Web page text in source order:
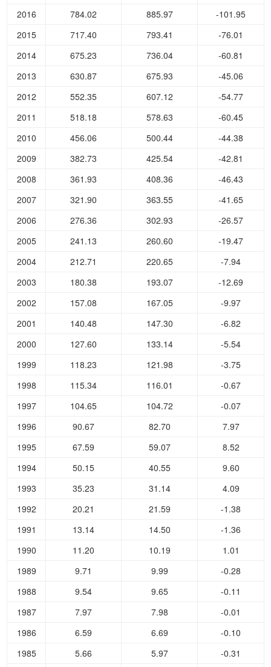
2016
784.02 885.97
-101.95
2015
717.40 793.41
-76.01
2014
675.23 736.04
-60.81
2013
630.87 675.93
-45.06
2012
552.35 607.12
-54.77
2011
518.18 578.63
-60.45
2010
456.06 500.44
-44.38
2009
382.73 425.54
-42.81
2008
361.93 408.36
-46.43
2007
321.90 363.55
-41.65
2006
276.36 302.93
-26.57
2005
241.13 260.60
-19.47
2004
212.71 220.65
-7.94
2003
180.38 193.07
-12.69
2002
157.08 167.05
-9.97
2001
140.48 147.30
-6.82
2000
127.60 133.14
-5.54
1999
118.23 121.98
-3.75
1998
115.34 116.01
-0.67
1997
104.65 104.72
-0.07
1996
90.67 82.70
7.97
1995
67.59 59.07
8.52
1994
50.15 40.55
9.60
1993
35.23 31.14
4.09
1992
20.21 21.59
-1.38
1991
13.14 14.50
-1.36
1990
11.20 10.19
1.01
1989
9.71 9.99
-0.28
1988
9.54 9.65
-0.11
1987
7.97 7.98
-0.01
1986
6.59 6.69
-0.10
1985
5.66 5.97
-0.31